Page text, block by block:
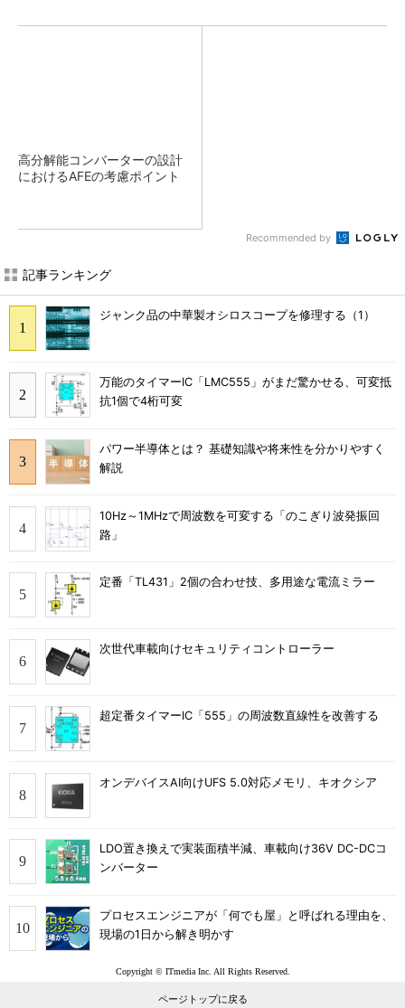
高分解能コンバーターの設計
におけるAFEの考慮ポイント
Recommended by
記事ランキング
ジャンク品の中華製オシロスコープを修理する（1）
万能のタイマーIC「LMC555」がまだ驚かせる、可変抵
抗1個で4桁可変
パワー半導体とは？ 基礎知識や将来性を分かりやすく
解説
10Hz～1MHzで周波数を可変する「のこぎり波発振回
路」
定番「TL431」2個の合わせ技、多用途な電流ミラー
次世代車載向けセキュリティコントローラー
超定番タイマーIC「555」の周波数直線性を改善する
オンデバイスAI向けUFS 5.0対応メモリ、キオクシア
LDO置き換えで実装面積半減、車載向け36V DC-DCコ
ンバーター
プロセスエンジニアが「何でも屋」と呼ばれる理由を、
現場の1日から解き明かす
Copyright © ITmedia Inc. All Rights Reserved.
ページトップに戻る